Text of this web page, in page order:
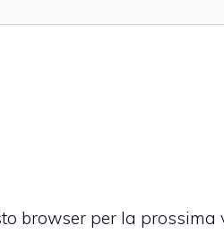
browser per la prossima